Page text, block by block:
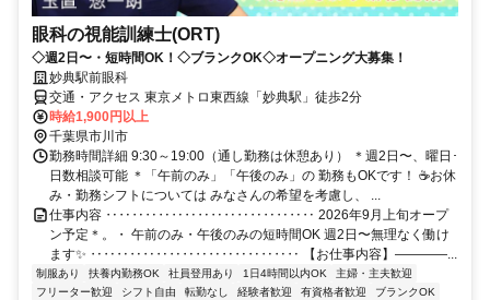
眼科の視能訓練士(ORT)
◇週2日〜・短時間OK！◇ブランクOK◇オープニング大募集！
妙典駅前眼科
交通・アクセス 東京メトロ東西線「妙典駅」徒歩2分
時給1,900円以上
千葉県市川市
勤務時間詳細 9:30～19:00（通し勤務は休憩あり） ＊週2日〜、曜日･
日数相談可能 ＊「午前のみ」「午後のみ」の 勤務もOKです！ ☕お休
み・勤務シフトについては みなさんの希望を考慮し、 ...
仕事内容 ‥‥‥‥‥‥‥‥‥‥‥‥‥‥‥‥ 2026年9月上旬オープ
ン予定＊。・ 午前のみ・午後のみの短時間OK 週2日〜無理なく働け
ます✨ ‥‥‥‥‥‥‥‥‥‥‥‥‥‥‥‥ 【お仕事内容】――――...
制服あり 扶養内勤務OK 社員登用あり 1日4時間以内OK
主婦・主夫歓迎
フリーター歓迎
シフト自由 転勤なし 経験者歓迎 有資格者歓迎
ブランクOK